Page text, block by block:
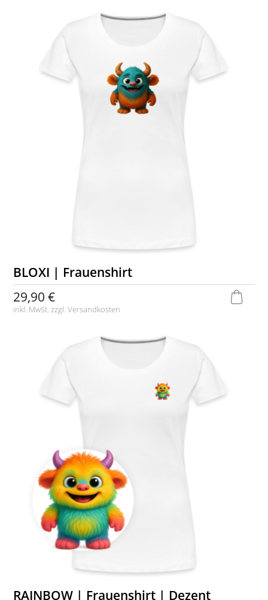
BLOXI | Frauenshirt
29,90 €
inkl. MwSt. zzgl.Versandkosten
RAINBOW | Frauenshirt | Dezent